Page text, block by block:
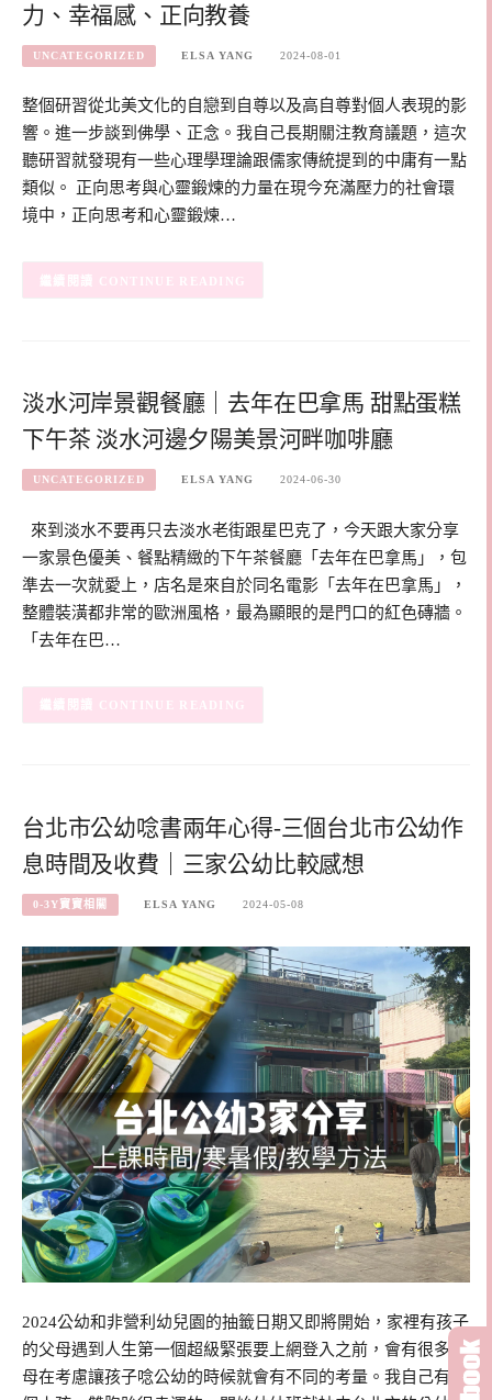
力、幸福感、正向教養
UNCATEGORIZED ELSA YANG 2024-08-01
整個研習從北美文化的自戀到自尊以及高自尊對個人表現的影
響。進一步談到佛學、正念。我自己長期關注教育議題，這次
聽研習就發現有一些心理學理論跟儒家傳統提到的中庸有一點
類似。 正向思考與心靈鍛煉的力量在現今充滿壓力的社會環
境中，正向思考和心靈鍛煉…
CONTINUE READING
淡水河岸景觀餐廳｜去年在巴拿馬 甜點蛋糕
下午茶 淡水河邊夕陽美景河畔咖啡廳
UNCATEGORIZED ELSA YANG 2024-06-30
來到淡水不要再只去淡水老街跟星巴克了，今天跟大家分享
一家景色優美、餐點精緻的下午茶餐廳「去年在巴拿馬」，包
準去一次就愛上，店名是來自於同名電影「去年在巴拿馬」，
整體裝潢都非常的歐洲風格，最為顯眼的是門口的紅色磚牆。
「去年在巴…
CONTINUE READING
台北市公幼唸書兩年心得-三個台北市公幼作
息時間及收費｜三家公幼比較感想
0-3Y寶寶相關 ELSA YANG 2024-05-08
2024公幼和非營利幼兒園的抽籤日期又即將開始，家裡有孩子
的父母遇到人生第一個超級緊張要上網登入之前，會有很多父
母在考慮讓孩子唸公幼的時候就會有不同的考量。我自己有三